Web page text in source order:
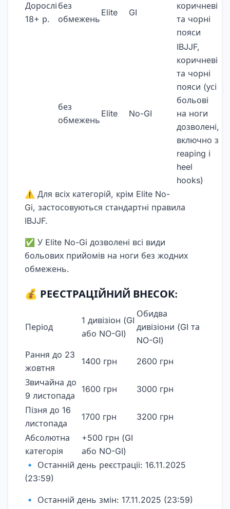
Дорослі
18+ р.
без
обмежень
Elite GI
коричневі
та чорні
пояси
без
обмежень
Elite No-GI
IBJJF,
коричневі
та чорні
пояси (усі
больові
на ноги
дозволені,
включно з
reaping і
heel
hooks)
⚠️ Для всіх категорій, крім Elite No-
Gi, застосовуються стандартні правила
IBJJF.
✅ У Elite No-Gi дозволені всі види
больових прийомів на ноги без жодних
обмежень.
💰 РЕЄСТРАЦІЙНИЙ ВНЕСОК:
Період
1 дивізіон (GI
або NO-GI)
Обидва
дивізіони (GI та
NO-GI)
Рання до 23
жовтня
1400 грн 2600 грн
Звичайна до
9 листопада
1600 грн 3000 грн
Пізня до 16
листопада
1700 грн 3200 грн
Абсолютна
категорія
+500 грн (GI
або NO-GI)
🔹 Останній день реєстрації: 16.11.2025
(23:59)
🔹 Останній день змін: 17.11.2025 (23:59)